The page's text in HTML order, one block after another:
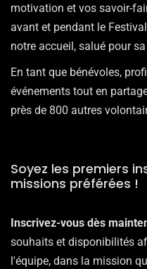
motivation et vos savoir-
avant et pendant le
notre accueil, salué pour
En tant que bénévoles,
événements tout en
près de 800 autres
Soyez les premiers
missions préférées !
Inscrivez-vous dès
souhaits et disponibilités
l'équipe, dans la mission